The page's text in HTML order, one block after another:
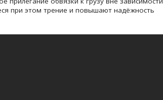
при этом трение и повышают надёжность